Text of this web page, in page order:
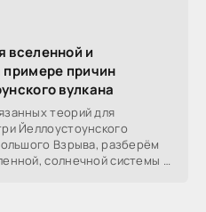
вселенной и
причин
вулкана
теорий для
Йеллоустоунского
Взрыва, разберём
солнечной системы в